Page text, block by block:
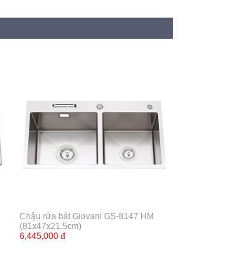
Chậu rửa bát Giovani GS-8147 HM
(81x47x21.5cm)
6,445,000 đ